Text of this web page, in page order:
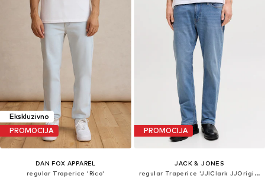
Ekskluzivno
PROMOCIJA
DAN FOX APPAREL
regular Traperice 'Rico'
PROMOCIJA
JACK & JONES
regular Traperice 'JJIClark JJOriginal'